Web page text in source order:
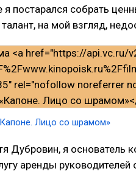
я постарался собрать
на мой взгляд,
Лицо со шрамом»
Дубровин, я основатель
аренды руководителей